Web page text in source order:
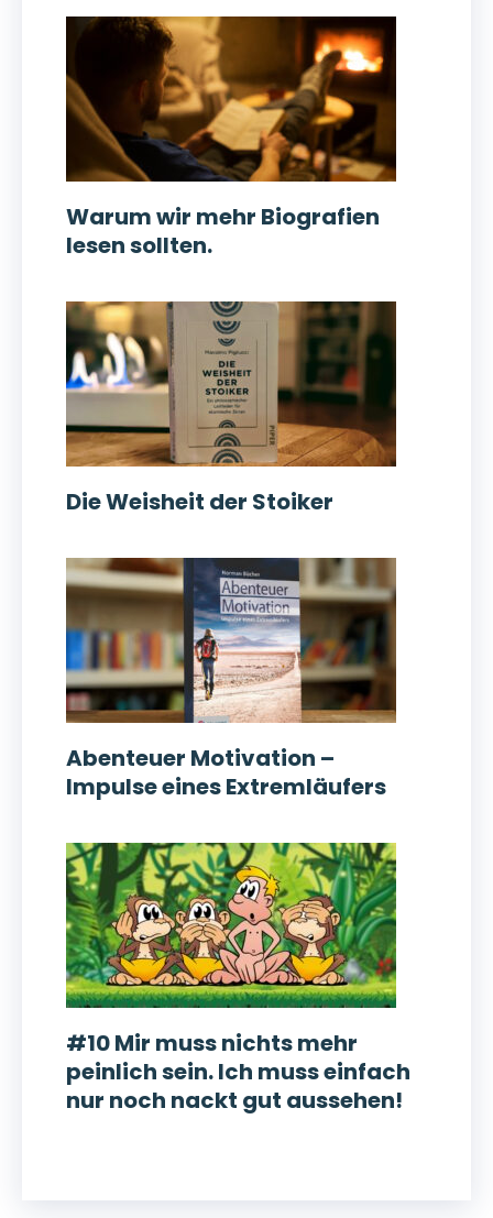
Warum wir mehr Biografien
lesen sollten.
Die Weisheit der Stoiker
Abenteuer Motivation –
Impulse eines Extremläufers
#10 Mir muss nichts mehr
peinlich sein. Ich muss einfach
nur noch nackt gut aussehen!